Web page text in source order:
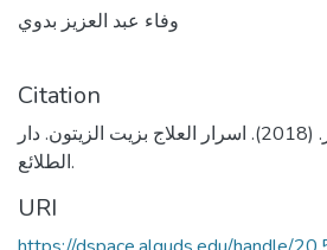
وفاء عبد العزيز بدوي
Citation
بدوي، وفاء عبد العزيز. (2018). اسرار العلاج بزيت الزيتون. دار
الطلائع.
URI